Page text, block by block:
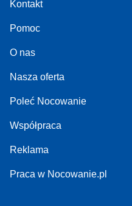
Kontakt
Pomoc
O nas
Nasza oferta
Poleć Nocowanie
Współpraca
Reklama
Praca w Nocowanie.pl